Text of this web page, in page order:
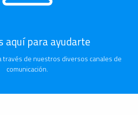
aquí para ayudarte
través de nuestros diversos canales de
comunicación.